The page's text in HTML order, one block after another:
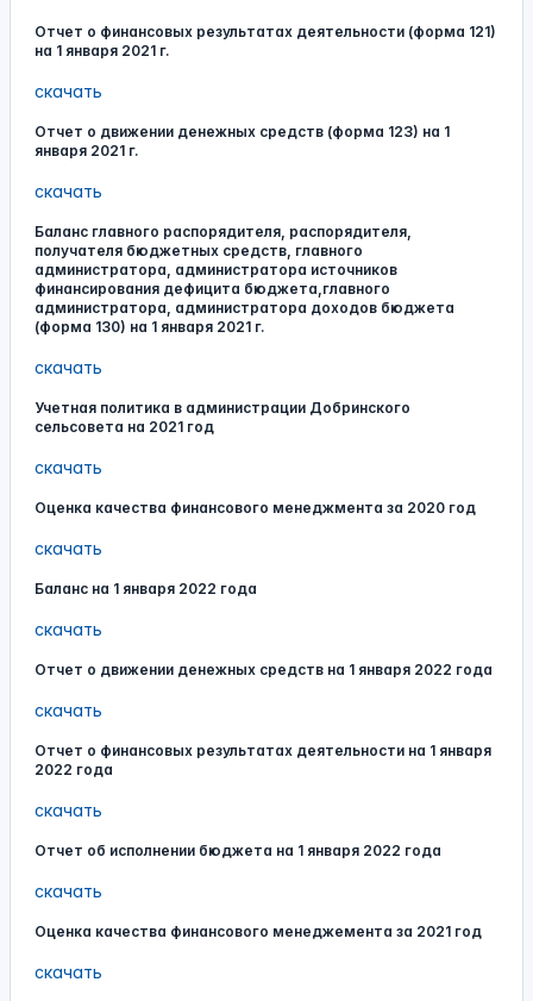
Отчет о финансовых результатах деятельности (форма 121)
на 1 января 2021 г.
скачать
Отчет о движении денежных средств (форма 123) на 1
января 2021 г.
скачать
Баланс главного распорядителя, распорядителя,
получателя бюджетных средств, главного
администратора, администратора источников
финансирования дефицита бюджета,главного
администратора, администратора доходов бюджета
(форма 130) на 1 января 2021 г.
скачать
Учетная политика в администрации Добринского
сельсовета на 2021 год
скачать
Оценка качества финансового менеджмента за 2020 год
скачать
Баланс на 1 января 2022 года
скачать
Отчет о движении денежных средств на 1 января 2022 года
скачать
Отчет о финансовых результатах деятельности на 1 января
2022 года
скачать
Отчет об исполнении бюджета на 1 января 2022 года
скачать
Оценка качества финансового менеджемента за 2021 год
скачать